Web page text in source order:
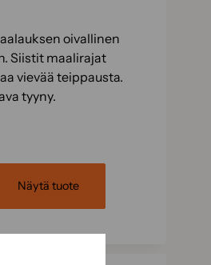
oivallinen
Siistit maalirajat
vievää teippausta.
tyyny.
Näytä tuote